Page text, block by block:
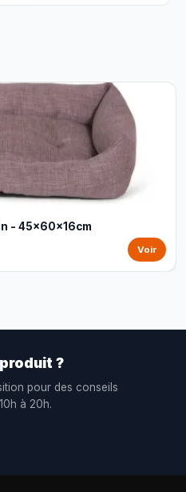
- 45x60x16cm
Voir
?
pour des conseils
à 20h.